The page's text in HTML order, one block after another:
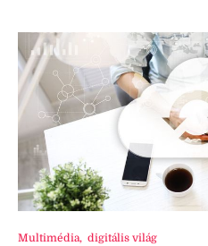
Multimédia, digitális világ